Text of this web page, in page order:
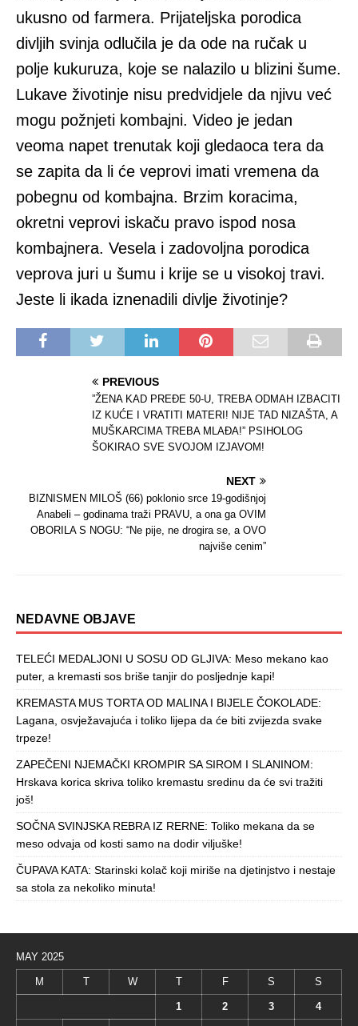
ukusno od farmera. Prijateljska porodica
divljih svinja odlučila je da ode na ručak u
polje kukuruza, koje se nalazilo u blizini šume.
Lukave životinje nisu predvidjele da njivu već
mogu požnjeti kombajni. Video je jedan
veoma napet trenutak koji gledaoca tera da
se zapita da li će veprovi imati vremena da
pobegnu od kombajna. Brzim koracima,
okretni veprovi iskaču pravo ispod nosa
kombajnera. Vesela i zadovoljna porodica
veprova juri u šumu i krije se u visokoj travi.
Jeste li ikada iznenadili divlje životinje?
PREVIOUS
”ŽENA KAD PREĐE 50-U, TREBA ODMAH IZBACITI
IZ KUĆE I VRATITI MATERI! NIJE TAD NIZAŠTA, A
MUŠKARCIMA TREBA MLAĐA!” PSIHOLOG
ŠOKIRAO SVE SVOJOM IZJAVOM!
NEXT
BIZNISMEN MILOŠ (66) poklonio srce 19-godišnjoj
Anabeli – godinama traži PRAVU, a ona ga OVIM
OBORILA S NOGU: “Ne pije, ne drogira se, a OVO
najviše cenim”
NEDAVNE OBJAVE
TELEĆI MEDALJONI U SOSU OD GLJIVA: Meso mekano kao
puter, a kremasti sos briše tanjir do posljednje kapi!
KREMASTA MUS TORTA OD MALINA I BIJELE ČOKOLADE:
Lagana, osvježavajuća i toliko lijepa da će biti zvijezda svake
trpeze!
ZAPEČENI NJEMAČKI KROMPIR SA SIROM I SLANINOM:
Hrskava korica skriva toliko kremastu sredinu da će svi tražiti
još!
SOČNA SVINJSKA REBRA IZ RERNE: Toliko mekana da se
meso odvaja od kosti samo na dodir viljuške!
ČUPAVA KATA: Starinski kolač koji miriše na djetinjstvo i nestaje
sa stola za nekoliko minuta!
MAY 2025
M T W T F S S
1 2 3 4